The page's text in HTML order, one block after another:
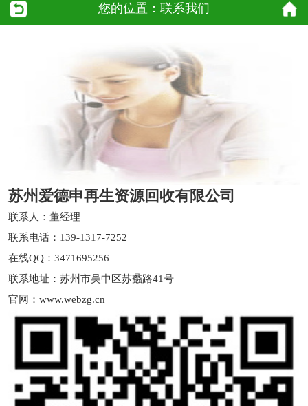
您的位置：联系我们
苏州爱德申再生资源回收有限公司
联系人：董经理
联系电话：139-1317-7252
在线QQ：3471695256
联系地址：苏州市吴中区苏蠡路41号
官网：www.webzg.cn